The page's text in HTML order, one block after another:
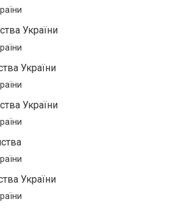
України
України
України
України